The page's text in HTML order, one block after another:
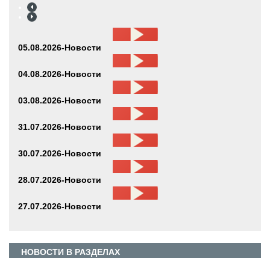
05.08.2026-Новости
04.08.2026-Новости
03.08.2026-Новости
31.07.2026-Новости
30.07.2026-Новости
28.07.2026-Новости
27.07.2026-Новости
НОВОСТИ В РАЗДЕЛАХ